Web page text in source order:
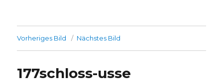
Vorheriges Bild Nächstes Bild
177schloss-usse